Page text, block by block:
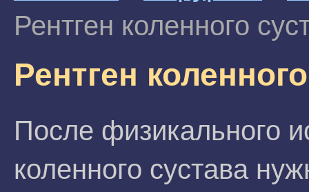
Рентген коленного
Рентген
После физикального
коленного сустава